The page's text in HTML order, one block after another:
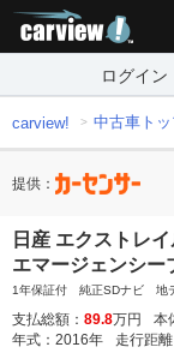
ログイン
carview! 中古車ト
提供：
日産 エクストレ
エマージェンシー
1年保証付 純正SDナビ 地
支払総額： 89.8万円 本
年式： 2016年 走行距離